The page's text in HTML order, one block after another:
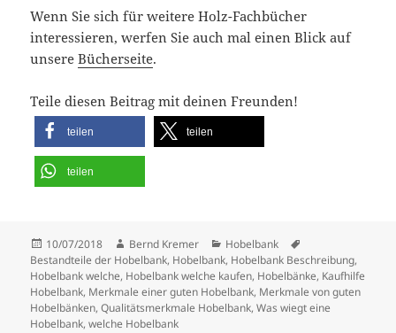
Wenn Sie sich für weitere Holz-Fachbücher
interessieren, werfen Sie auch mal einen Blick auf
unsereBücherseite.
Teile diesen Beitrag mit deinen Freunden!
teilen teilen
teilen
Veröffentlicht
am
10/07/2018 Autor
Bernd Kremer Kategorien
Hobelbank
Bestandteile der Hobelbank, Hobelbank, Hobelbank Beschreibung,
Hobelbank welche, Hobelbank welche kaufen, Hobelbänke, Kaufhilfe
Hobelbank, Merkmale einer guten Hobelbank, Merkmale von guten
Hobelbänken,Qualitätsmerkmale Hobelbank,Was wiegt eine
Hobelbank,welche Hobelbank